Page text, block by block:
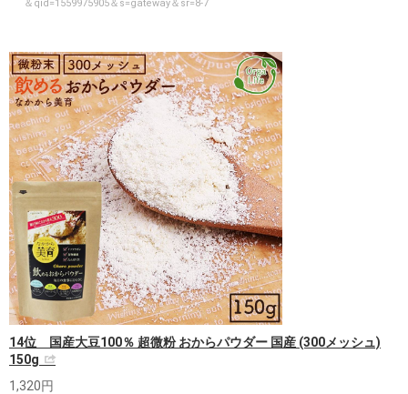
＆qid=1559975905＆s=gateway＆sr=8-7
14位 国産大豆100％ 超微粉 おからパウダー 国産 (300メッシュ)
150g
1,320円